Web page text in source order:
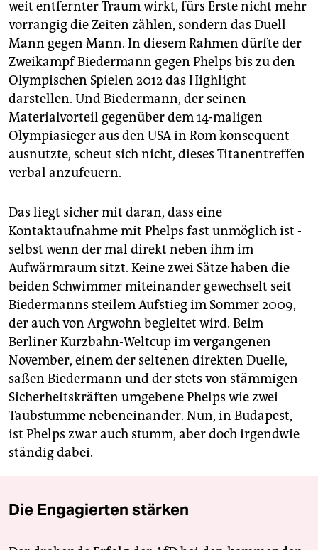
weit entfernter Traum wirkt, fürs Erste nicht mehr
vorrangig die Zeiten zählen, sondern das Duell
Mann gegen Mann. In diesem Rahmen dürfte der
Zweikampf Biedermann gegen Phelps bis zu den
Olympischen Spielen 2012 das Highlight
darstellen. Und Biedermann, der seinen
Materialvorteil gegenüber dem 14-maligen
Olympiasieger aus den USA in Rom konsequent
ausnutzte, scheut sich nicht, dieses Titanentreffen
verbal anzufeuern.
Das liegt sicher mit daran, dass eine
Kontaktaufnahme mit Phelps fast unmöglich ist -
selbst wenn der mal direkt neben ihm im
Aufwärmraum sitzt. Keine zwei Sätze haben die
beiden Schwimmer miteinander gewechselt seit
Biedermanns steilem Aufstieg im Sommer 2009,
der auch von Argwohn begleitet wird. Beim
Berliner Kurzbahn-Weltcup im vergangenen
November, einem der seltenen direkten Duelle,
saßen Biedermann und der stets von stämmigen
Sicherheitskräften umgebene Phelps wie zwei
Taubstumme nebeneinander. Nun, in Budapest,
ist Phelps zwar auch stumm, aber doch irgendwie
ständig dabei.
Die Engagierten stärken